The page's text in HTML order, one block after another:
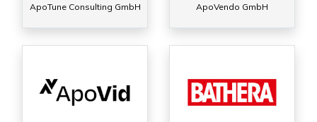
ApoTune Consulting GmbH ApoVendo GmbH